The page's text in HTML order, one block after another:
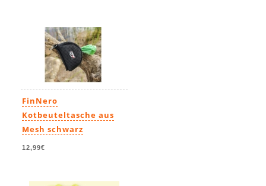
FinNero
Kotbeuteltasche aus
Mesh schwarz
12,99€